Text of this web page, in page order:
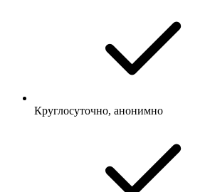
Круглосуточно, анонимно